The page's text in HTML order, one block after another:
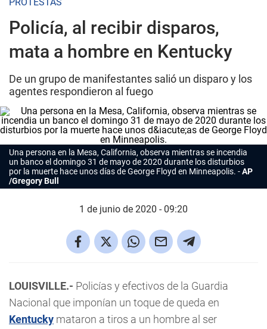
Policía, al recibir disparos,
mata a hombre en Kentucky
De un grupo de manifestantes salió un disparo y los
agentes respondieron al fuego
Una persona en la Mesa, California, observa mientras se incendia
un banco el domingo 31 de mayo de 2020 durante los disturbios
por la muerte hace unos días de George Floyd en Minneapolis.
AP
/Gregory Bull
1 de junio de 2020 - 09:20
LOUISVILLE.- Policías y efectivos de la Guardia
Nacional que imponían un toque de queda en
Kentucky mataron a tiros a un hombre al ser